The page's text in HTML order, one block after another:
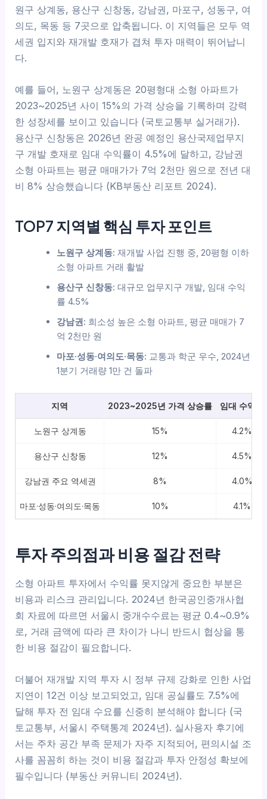
원구 상계동, 용산구 신창동, 강남권, 마포구, 성동구, 여
의도, 목동 등 7곳으로 압축됩니다. 이 지역들은 모두 역
세권 입지와 재개발 호재가 겹쳐 투자 매력이 뛰어납니
다.
예를 들어, 노원구 상계동은 20평형대 소형 아파트가
2023~2025년 사이 15%의 가격 상승을 기록하며 강력
한 성장세를 보이고 있습니다 (국토교통부 실거래가).
용산구 신창동은 2026년 완공 예정인 용산국제업무지
구 개발 호재로 임대 수익률이 4.5%에 달하고, 강남권
소형 아파트는 평균 매매가가 7억 2천만 원으로 전년 대
비 8% 상승했습니다 (KB부동산 리포트 2024).
TOP7 지역별 핵심 투자 포인트
노원구 상계동: 재개발 사업 진행 중, 20평형 이하
소형 아파트 거래 활발
용산구 신창동: 대규모 업무지구 개발, 임대 수익
률 4.5%
강남권: 희소성 높은 소형 아파트, 평균 매매가 7
억 2천만 원
마포·성동·여의도·목동: 교통과 학군 우수, 2024년
1분기 거래량 1만 건 돌파
지역 2023~2025년 가격 상승률 임대 수익률
노원구 상계동 15% 4.2%
용산구 신창동 12% 4.5%
강남권 주요 역세권 8% 4.0%
마포·성동·여의도·목동 10% 4.1%
투자 주의점과 비용 절감 전략
소형 아파트 투자에서 수익률 못지않게 중요한 부분은
비용과 리스크 관리입니다. 2024년 한국공인중개사협
회 자료에 따르면 서울시 중개수수료는 평균 0.4~0.9%
로, 거래 금액에 따라 큰 차이가 나니 반드시 협상을 통
한 비용 절감이 필요합니다.
더불어 재개발 지역 투자 시 정부 규제 강화로 인한 사업
지연이 12건 이상 보고되었고, 임대 공실률도 7.5%에
달해 투자 전 임대 수요를 신중히 분석해야 합니다 (국
토교통부, 서울시 주택통계 2024년). 실사용자 후기에
서는 주차 공간 부족 문제가 자주 지적되어, 편의시설 조
사를 꼼꼼히 하는 것이 비용 절감과 투자 안정성 확보에
필수입니다 (부동산 커뮤니티 2024년).